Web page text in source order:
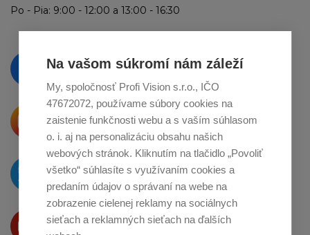
Po - Pia: 9:00 - 12:00 a 13:00 - 16:30
Vzdelávajte se a sledujte nás
Krásne produkty si priamo hovoria
o zdieľanie naInstagrame
O novinkách píšeme
na Twitteri
Produkty Vám predstavujeme
naYoutube
Na vašom súkromí nám záleží
My, spoločnosť Profi Vision s.r.o., IČO
47672072, používame súbory cookies na
zaistenie funkčnosti webu a s vaším súhlasom
o. i. aj na personalizáciu obsahu našich
webových stránok. Kliknutím na tlačidlo „Povoliť
všetko“ súhlasíte s využívaním cookies a
predaním údajov o správaní na webe na
zobrazenie cielenej reklamy na sociálnych
sieťach a reklamných sieťach na ďalších